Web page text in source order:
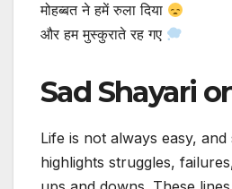
मोहब्बत ने हमें रुला दिया
और हम मुस्कुराते रह गए
Sad Shayari
Life is not always easy,
highlights struggles,